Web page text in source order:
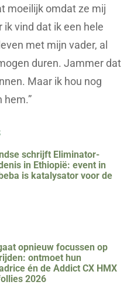
moeilijk omdat ze mij
vind dat ik een hele
met mijn vader, al
duren. Jammer dat
Maar ik hou nog
hem.”
schrijft Eliminator-
in Ethiopië: event in
is katalysator voor de
opnieuw focussen op
ontmoet hun
én de Addict CX HMX
2026